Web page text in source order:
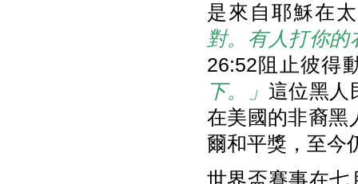
是來自耶穌在
對。有人打你
26:52阻止彼得
下。」 這位黑人
在美國的非裔黑
爾和平獎，至今
世界盃賽事在七